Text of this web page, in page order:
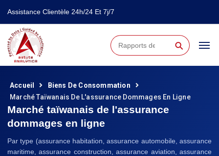
Assistance Clientèle 24h/24 Et 7j/7
⚲
Accueil
Biens De Consommation
Marché Taïwanais De L'assurance Dommages En Ligne
Marché taïwanais de l'assurance
dommages en ligne
Par type (assurance habitation, assurance automobile, assurance
maritime, assurance construction, assurance aviation, assurance